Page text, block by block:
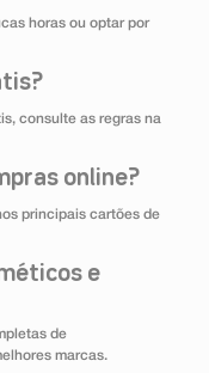
horas ou optar por
consulte as regras na
online?
principais cartões de
e
de
marcas.